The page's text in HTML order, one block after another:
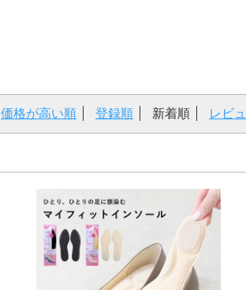
価格が高い順 登録順 新着順 レビ